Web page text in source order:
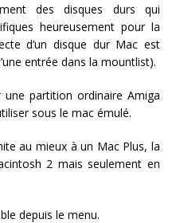
des disques durs qui
heureusement pour la
d’un disque dur Mac est
entrée dans la mountlist).
partition ordinaire Amiga
sous le mac émulé.
au mieux à un Mac Plus, la
2 mais seulement en
depuis le menu.